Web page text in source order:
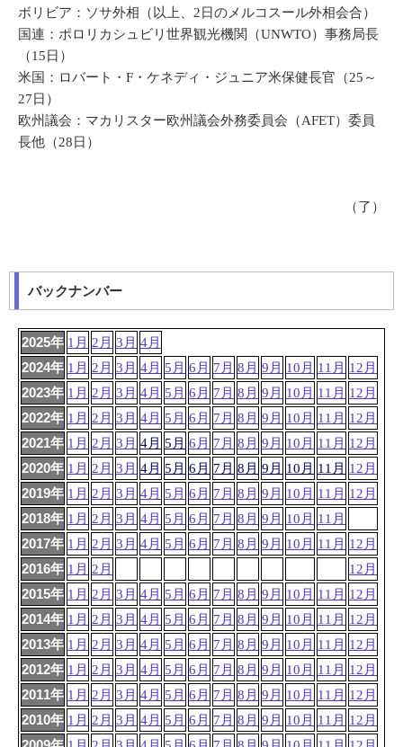
ボリビア：ソサ外相（以上、2日のメルコスール外相会合）
国連：ポロリカシュビリ世界観光機関（UNWTO）事務局長
（15日）
米国：ロバート・F・ケネディ・ジュニア米保健長官（25～
27日）
欧州議会：マカリスター欧州議会外務委員会（AFET）委員
長他（28日）
（了）
バックナンバー
2025年 1月 2月 3月 4月
2024年 1月 2月 3月 4月 5月 6月 7月 8月 9月 10月 11月 12月
2023年 1月 2月 3月 4月 5月 6月 7月 8月 9月 10月 11月 12月
2022年 1月 2月 3月 4月 5月 6月 7月 8月 9月 10月 11月 12月
2021年 1月 2月 3月 4月 5月 6月 7月 8月 9月 10月 11月 12月
2020年 1月 2月 3月 4月 5月 6月 7月 8月 9月 10月 11月 12月
2019年 1月 2月 3月 4月 5月 6月 7月 8月 9月 10月 11月 12月
2018年 1月 2月 3月 4月 5月 6月 7月 8月 9月 10月 11月
2017年 1月 2月 3月 4月 5月 6月 7月 8月 9月 10月 11月 12月
2016年 1月 2月 12月
2015年 1月 2月 3月 4月 5月 6月 7月 8月 9月 10月 11月 12月
2014年 1月 2月 3月 4月 5月 6月 7月 8月 9月 10月 11月 12月
2013年 1月 2月 3月 4月 5月 6月 7月 8月 9月 10月 11月 12月
2012年 1月 2月 3月 4月 5月 6月 7月 8月 9月 10月 11月 12月
2011年 1月 2月 3月 4月 5月 6月 7月 8月 9月 10月 11月 12月
2010年 1月 2月 3月 4月 5月 6月 7月 8月 9月 10月 11月 12月